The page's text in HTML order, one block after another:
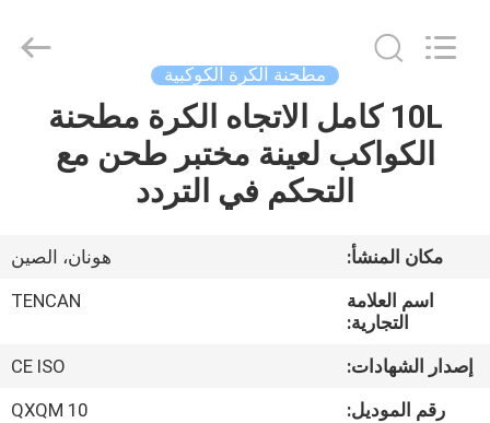
منزل،
معلومات
جولة
Technology
مطحنة الكرة الكوكبية
10L كامل الاتجاه الكرة مطحنة
الكواكب لعينة مختبر طحن مع
التحكم في التردد
مكان المنشأ:
هونان، الصين
اسم العلامة
التجارية:
TENCAN
إصدار الشهادات:
CE ISO
رقم الموديل:
QXQM 10